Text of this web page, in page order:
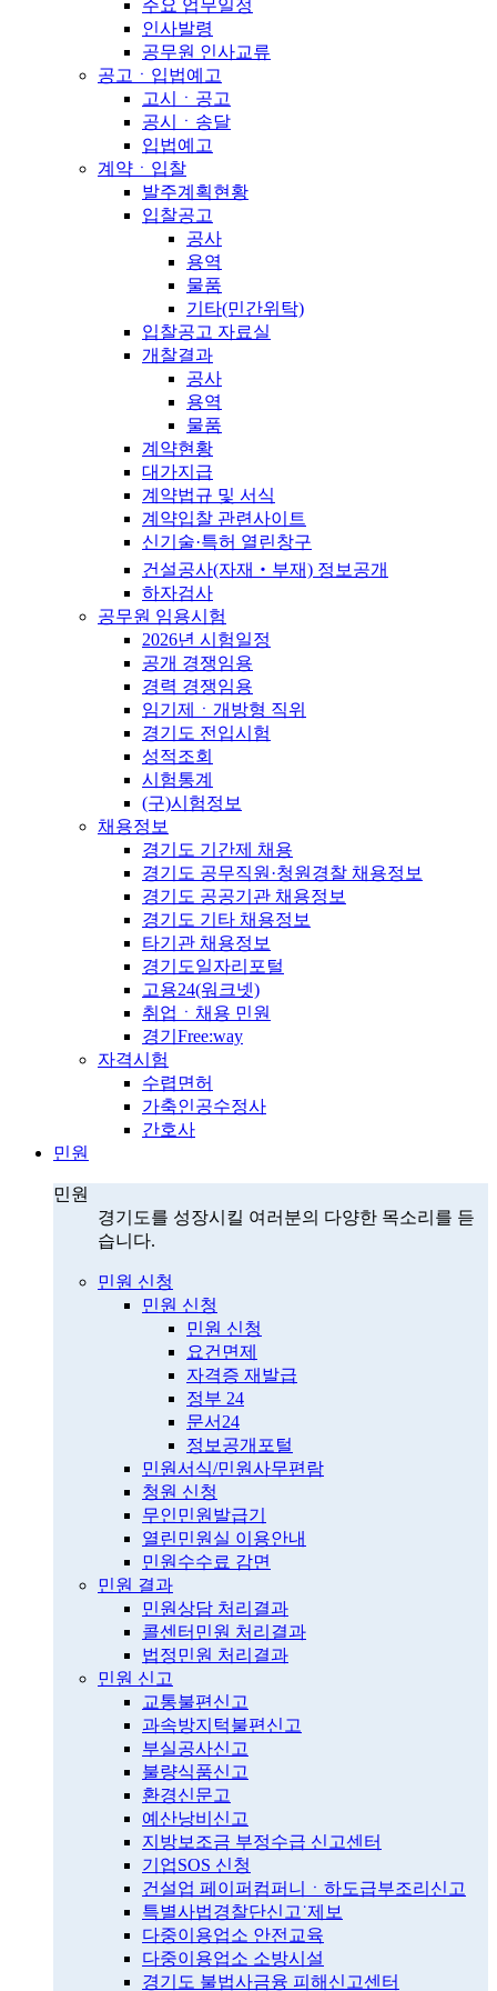
주요 업무일정
인사발령
공무원 인사교류
공고ㆍ입법예고
고시ㆍ공고
공시ㆍ송달
입법예고
계약ㆍ입찰
발주계획현황
입찰공고
공사
용역
물품
기타(민간위탁)
입찰공고 자료실
개찰결과
공사
용역
물품
계약현황
대가지급
계약법규 및 서식
계약입찰 관련사이트
신기술·특허 열린창구
건설공사(자재‧부재) 정보공개
하자검사
공무원 임용시험
2026년 시험일정
공개 경쟁임용
경력 경쟁임용
임기제ㆍ개방형 직위
경기도 전입시험
성적조회
시험통계
(구)시험정보
채용정보
경기도 기간제 채용
경기도 공무직원·청원경찰 채용정보
경기도 공공기관 채용정보
경기도 기타 채용정보
타기관 채용정보
경기도일자리포털
고용24(워크넷)
취업ㆍ채용 민원
경기Free:way
자격시험
수렵면허
가축인공수정사
간호사
민원
민원
경기도를 성장시킬 여러분의 다양한 목소리를 듣
습니다.
민원 신청
민원 신청
민원 신청
요건면제
자격증 재발급
정부 24
문서24
정보공개포털
민원서식/민원사무편람
청원 신청
무인민원발급기
열린민원실 이용안내
민원수수료 감면
민원 결과
민원상담 처리결과
콜센터민원 처리결과
법정민원 처리결과
민원 신고
교통불편신고
과속방지턱불편신고
부실공사신고
불량식품신고
환경신문고
예산낭비신고
지방보조금 부정수급 신고센터
기업SOS 신청
건설업 페이퍼컴퍼니ㆍ하도급부조리신고
특별사법경찰단신고˙제보
다중이용업소 안전교육
다중이용업소 소방시설
경기도 불법사금융 피해신고센터